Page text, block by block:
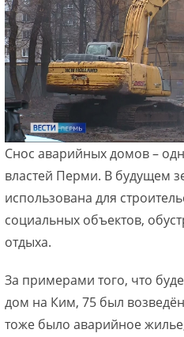
Снос аварийных домов –
властей Перми. В будущем
использована для
социальных объектов,
отдыха.
За примерами того, что
дом на Ким, 75 был
тоже было аварийное